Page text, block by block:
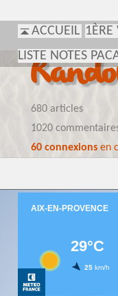
ACCUEIL 1ÈRE
LISTE NOTES
680 articles
1020
60 connexionsen